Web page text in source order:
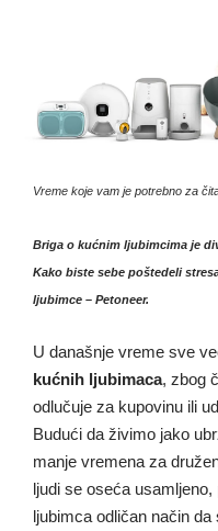
Vreme koje vam je potrebno za
Briga o kućnim ljubimcima je
Kako biste sebe poštedeli
ljubimce – Petoneer.
U današnje vreme sve
kućnih ljubimaca, zbog
odlučuje za kupovinu ili
Budući da živimo jako
manje vremena za
ljudi se oseća
ljubimca odličan način